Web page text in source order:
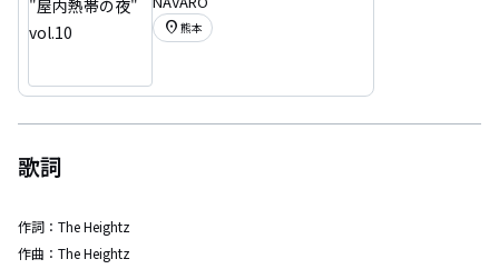
夜" vol.10
location_on 熊本
歌詞
作詞： The Heightz
作曲： The Heightz